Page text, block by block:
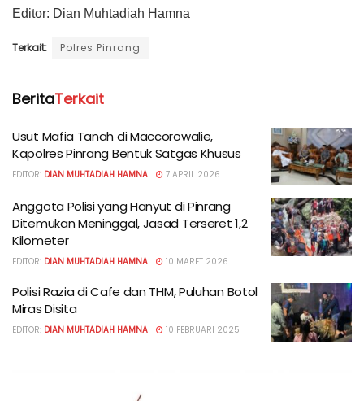
Editor: Dian Muhtadiah Hamna
Terkait: Polres Pinrang
BeritaTerkait
Usut Mafia Tanah di Maccorowalie,
Kapolres Pinrang Bentuk Satgas Khusus
EDITOR: DIAN MUHTADIAH HAMNA 7 APRIL 2026
Anggota Polisi yang Hanyut di Pinrang
Ditemukan Meninggal, Jasad Terseret 1,2
Kilometer
EDITOR: DIAN MUHTADIAH HAMNA 10 MARET 2026
Polisi Razia di Cafe dan THM, Puluhan Botol
Miras Disita
EDITOR: DIAN MUHTADIAH HAMNA 10 FEBRUARI 2025